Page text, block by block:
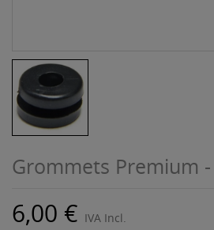
Grommets Premium
6,00 € IVA Incl.